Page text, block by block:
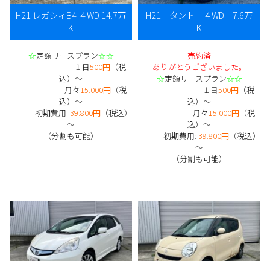
H21 レガシィB4 ４WD 14.7万
K
☆定額リースプラン☆☆
１日500円（税
込）～
月々15.000円（税
込）～
初期費用: 39.800円 （税込）
～
（分割も可能）
H21 タント ４WD 7.6万
K
売約済
ありがとうございました。
☆定額リースプラン☆☆
１日500円（税
込）～
月々15.000円（税
込）～
初期費用: 39.800円 （税込）
～
（分割も可能）